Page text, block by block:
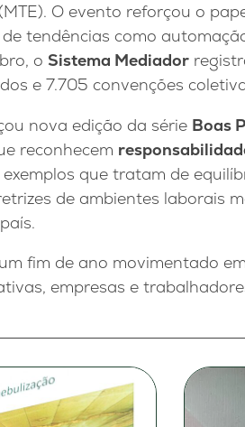
O evento reforçou o
tendências como
o Sistema Mediador
e 7.705 convenções
nova edição da série Boas
reconhecem
que tratam de
de ambientes laborais
fim de ano movimentado
empresas e